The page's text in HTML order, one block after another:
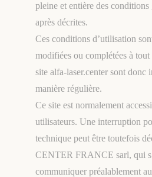
pleine et entière des
après décrites.
Ces conditions d’utilisation
modifiées ou complétées à
site alfa-laser.center sont donc
manière régulière.
Ce site est normalement
utilisateurs. Une interruption
technique peut être toutefois
CENTER FRANCE sarl, qui
communiquer préalablement